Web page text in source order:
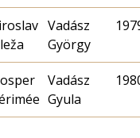
Vadász
György
Vadász
Gyula